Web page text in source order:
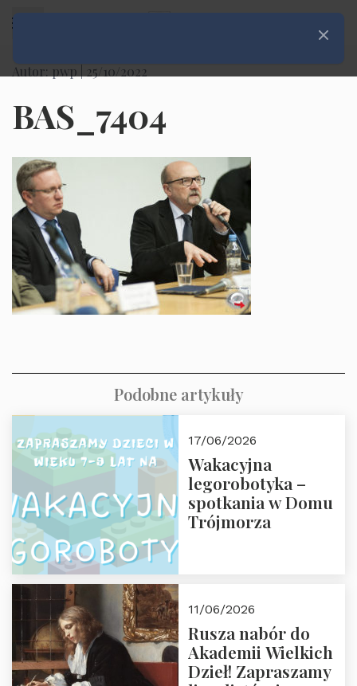
Autor: pwp | 25/10/2022
BAS_7404
Podobne artykuły
17/06/2026
Wakacyjna
legorobotyka –
spotkania w Domu
Trójmorza
11/06/2026
Rusza nabór do
Akademii Wielkich
Dzieł! Zapraszamy
Zamknij